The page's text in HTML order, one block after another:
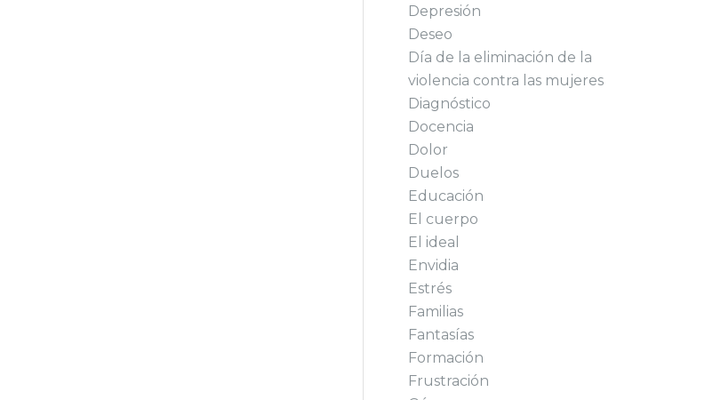
Depresión
Deseo
Día de la eliminación de la
violencia contra las mujeres
Diagnóstico
Docencia
Dolor
Duelos
Educación
El cuerpo
El ideal
Envidia
Estrés
Familias
Fantasías
Formación
Frustración